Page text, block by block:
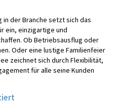
in der Branche setzt sich das
ein, einzigartige und
Ob Betriebsausflug oder
Oder eine lustige Familienfeier
zeichnet sich durch Flexibilität,
für alle seine Kunden